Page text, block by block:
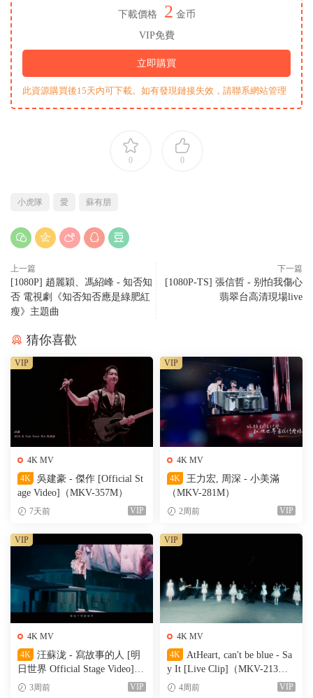
下載價格 2 金币
VIP免費
立即購買
此資源購買後15天内可下載。如有發現鏈接失效，請聯系網站管理
0 0
小虎隊 愛 蘇有朋
上一篇
[1080P] 趙麗穎、馮紹峰 - 知否知
否 電視劇《知否知否應是綠肥紅
瘦》主題曲
下一篇
[1080P-TS] 張信哲 - 别怕我傷心
翡翠台高清現場live
猜你喜歡
4K MV
4K
吳建豪 - 傑作 [Official St
age Video]（MKV-357M）
7天前 VIP
VIP
4K MV
4K
王力宏, 周深 - 小美滿
（MKV-281M）
2周前 VIP
VIP
4K MV
4K
汪蘇泷 - 寫故事的人 [明
日世界 Official Stage Video]
（MKV-611M）
3周前 VIP
VIP
4K MV
4K
AtHeart, can't be blue - Sa
y It [Live Clip]（MKV-213
M）4周前 VIP
VIP